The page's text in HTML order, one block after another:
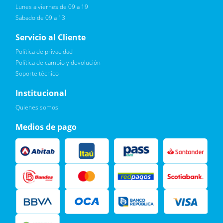
Leí, soy consciente de las condiciones para el tratamiento de
mis datos personales y doy mi consentimiento, tal y como se
Lunes a viernes de 09 a 19
Sabado de 09 a 13
Servicio al Cliente
Política de privacidad
Política de cambio y devolución
Soporte técnico
Institucional
Quienes somos
Medios de pago